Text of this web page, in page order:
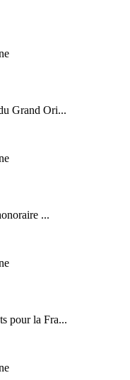
Grand Ori...
...
pour la Fra...